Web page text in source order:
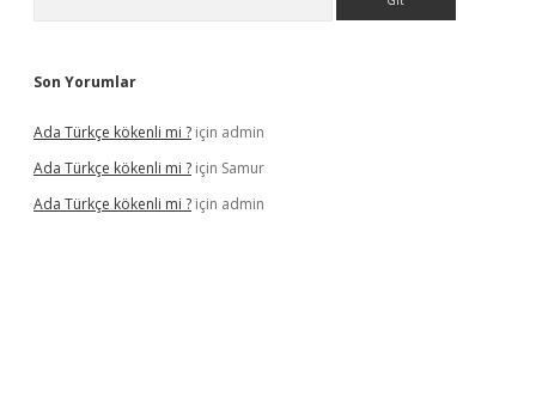
Son Yorumlar
Ada Türkçe kökenli mi ? için admin
Ada Türkçe kökenli mi ? için Samur
Ada Türkçe kökenli mi ? için admin